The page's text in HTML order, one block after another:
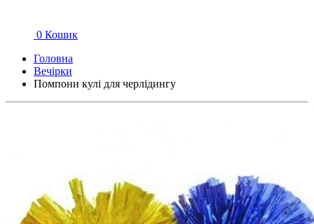
0 Кошик
Головна
Вечірки
Помпони кулі для черлідингу